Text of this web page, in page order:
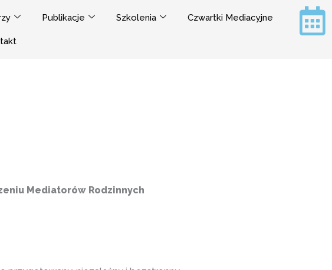
Publikacje Szkolenia Czwartki Mediacyjne
Mediatorów Rodzinnych